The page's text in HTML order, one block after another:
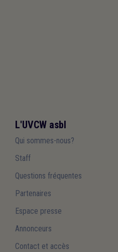
L'UVCW asbl
Qui sommes-nous?
Staff
Questions fréquentes
Partenaires
Espace presse
Annonceurs
Contact et accès